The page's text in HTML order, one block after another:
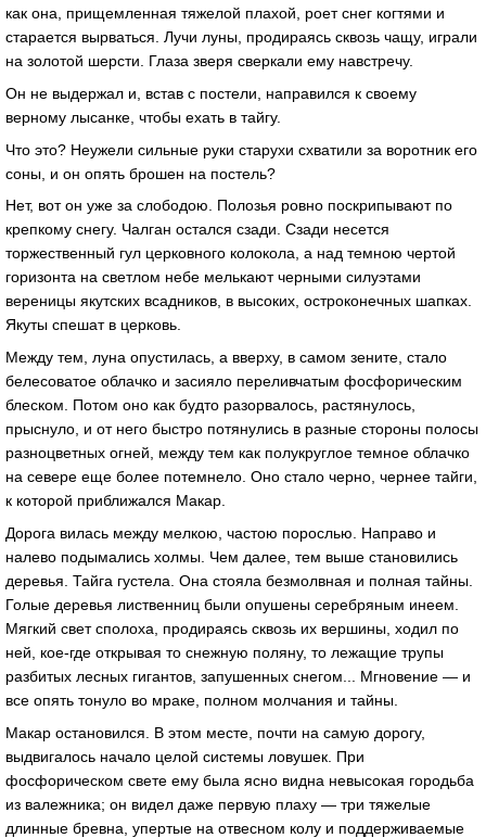
как она, прищемленная тяжелой плахой, роет снег когтями и
старается вырваться. Лучи луны, продираясь сквозь чащу, играли
на золотой шерсти. Глаза зверя сверкали ему навстречу.
Он не выдержал и, встав с постели, направился к своему
верному лысанке, чтобы ехать в тайгу.
Что это? Неужели сильные руки старухи схватили за воротник его
соны, и он опять брошен на постель?
Нет, вот он уже за слободою. Полозья ровно поскрипывают по
крепкому снегу. Чалган остался сзади. Сзади несется
торжественный гул церковного колокола, а над темною чертой
горизонта на светлом небе мелькают черными силуэтами
вереницы якутских всадников, в высоких, остроконечных шапках.
Якуты спешат в церковь.
Между тем, луна опустилась, а вверху, в самом зените, стало
белесоватое облачко и засияло переливчатым фосфорическим
блеском. Потом оно как будто разорвалось, растянулось,
прыснуло, и от него быстро потянулись в разные стороны полосы
разноцветных огней, между тем как полукруглое темное облачко
на севере еще более потемнело. Оно стало черно, чернее тайги,
к которой приближался Макар.
Дорога вилась между мелкою, частою порослью. Направо и
налево подымались холмы. Чем далее, тем выше становились
деревья. Тайга густела. Она стояла безмолвная и полная тайны.
Голые деревья лиственниц были опушены серебряным инеем.
Мягкий свет сполоха, продираясь сквозь их вершины, ходил по
ней, кое-где открывая то снежную поляну, то лежащие трупы
разбитых лесных гигантов, запушенных снегом... Мгновение — и
все опять тонуло во мраке, полном молчания и тайны.
Макар остановился. В этом месте, почти на самую дорогу,
выдвигалось начало целой системы ловушек. При
фосфорическом свете ему была ясно видна невысокая городьба
из валежника; он видел даже первую плаху — три тяжелые
длинные бревна, упертые на отвесном колу и поддерживаемые